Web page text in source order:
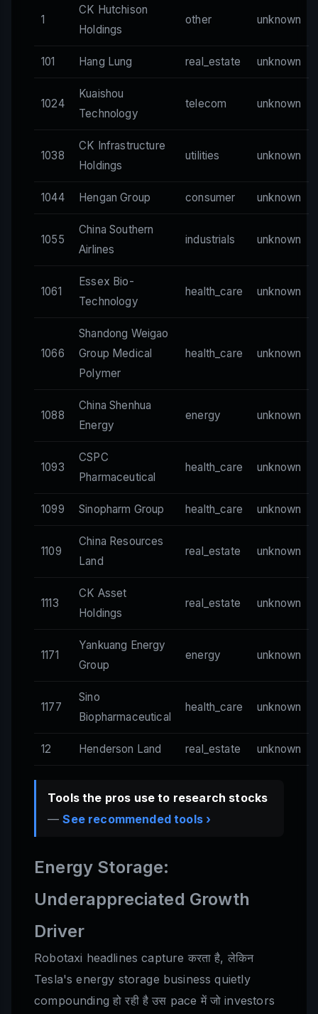
1
CK Hutchison
Holdings
other unknown
101 Hang Lung real_estate unknown
1024
Kuaishou
Technology
telecom unknown
1038
CK Infrastructure
Holdings
utilities unknown
1044 Hengan Group consumer unknown
1055
China Southern
Airlines
industrials unknown
1061
Essex Bio-
Technology
health_care unknown
1066
Shandong Weigao
Group Medical
Polymer
health_care unknown
1088
China Shenhua
Energy
energy unknown
1093
CSPC
Pharmaceutical
health_care unknown
1099 Sinopharm Group health_care unknown
1109
China Resources
Land
real_estate unknown
1113
CK Asset
Holdings
real_estate unknown
1171
Yankuang Energy
Group
energy unknown
1177
Sino
Biopharmaceutical
health_care unknown
12 Henderson Land real_estate unknown
Tools the pros use to research stocks
—See recommended tools ›
Energy Storage:
Underappreciated Growth
Driver
Robotaxi headlines capture करता है, लेकिन
Tesla's energy storage business quietly
compounding हो रही है उस pace में जो investors